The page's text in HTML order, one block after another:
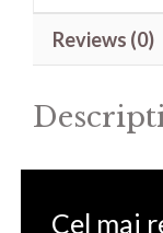
Reviews (0)
Cel mai